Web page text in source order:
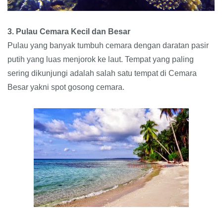
3. Pulau Cemara Kecil dan Besar
Pulau yang banyak tumbuh cemara dengan daratan pasir
putih yang luas menjorok ke laut. Tempat yang paling
sering dikunjungi adalah salah satu tempat di Cemara
Besar yakni spot gosong cemara.